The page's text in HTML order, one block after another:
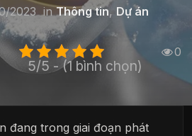
2023 in Thông tin, Dự án
5/5 - (1 bình chọn)
0
đang trong giai đoạn phát